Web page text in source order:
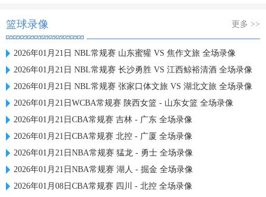
篮球录像 更多 >>
2026年01月21日 NBL常规赛 山东蜜獾 VS 焦作文旅 全场录像
2026年01月21日 NBL常规赛 长沙勇胜 VS 江西鲸裕清酒 全场录像
2026年01月21日 NBL常规赛 张家口体文旅 VS 湖北文旅 全场录像
2026年01月21日WCBA常规赛 陕西女篮 - 山东女篮 全场录像
2026年01月21日CBA常规赛 吉林 - 广东 全场录像
2026年01月21日CBA常规赛 北控 - 广厦 全场录像
2026年01月21日NBA常规赛 猛龙 - 勇士 全场录像
2026年01月21日NBA常规赛 湖人 - 掘金 全场录像
2026年01月08日CBA常规赛 四川 - 北控 全场录像